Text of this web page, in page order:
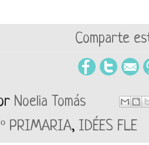
Comparte
Noelia Tomás
PRIMARIA, IDÉES FLE